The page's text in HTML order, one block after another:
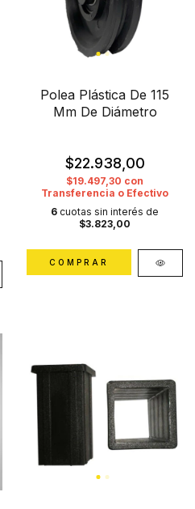
Polea Plástica De 115
Mm De Diámetro
$22.938,00
$19.497,30 con
Transferencia o Efectivo
6 cuotas sin interés de
$3.823,00